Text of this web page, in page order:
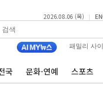
2026.08.06 (목) |
패밀리 사
국 문화·연예 스포츠
동산 토론회서 쏟아진 우려
급 방안 논의한다